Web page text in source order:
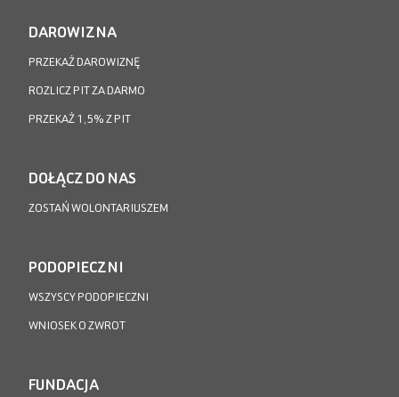
DAROWIZNA
PRZEKAŻ DAROWIZNĘ
ROZLICZ PIT ZA DARMO
PRZEKAŻ 1,5% Z PIT
DOŁĄCZ DO NAS
ZOSTAŃ WOLONTARIUSZEM
PODOPIECZNI
WSZYSCY PODOPIECZNI
WNIOSEK O ZWROT
FUNDACJA